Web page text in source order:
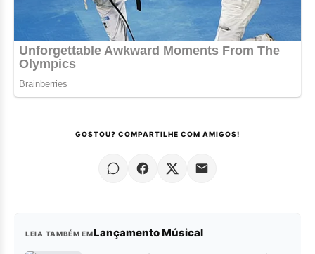
GOSTOU? COMPARTILHE COM AMIGOS!
LEIA TAMBÉM EMLançamento Músical